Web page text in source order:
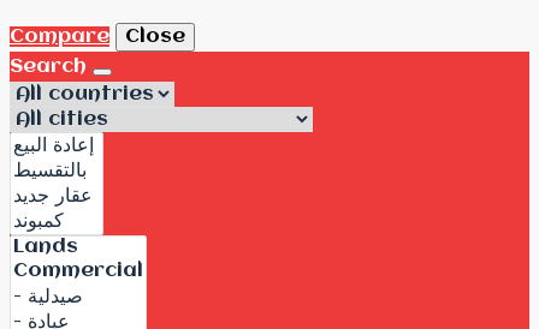
Compare
Close
Search